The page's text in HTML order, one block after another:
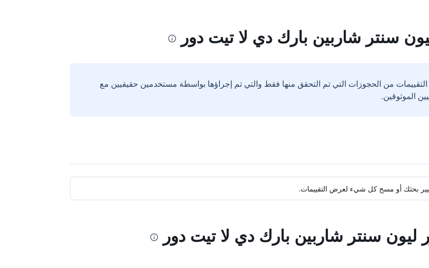
سنتر شاربين بارك دي لا تيت دور
من الحجوزات التي تم التحقق منها فقط والتي تم إجراؤها بواسطة مستخدمين حقيقيين مع
بحثك أو مسح كل شيء لعرض التقييمات.
ليون سنتر شاربين بارك دي لا تيت دور